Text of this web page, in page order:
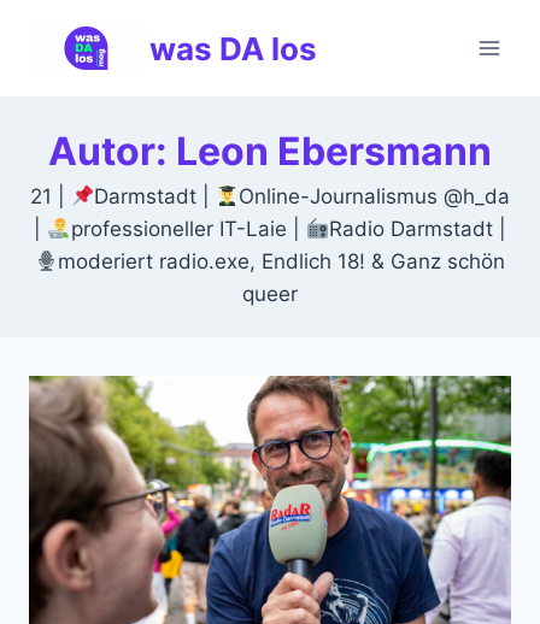
was DA los
Autor: Leon Ebersmann
21 | Darmstadt |
Online-Journalismus @h_da
professioneller IT-Laie |
Radio Darmstadt |
moderiert radio.exe, Endlich 18! & Ganz schön
queer